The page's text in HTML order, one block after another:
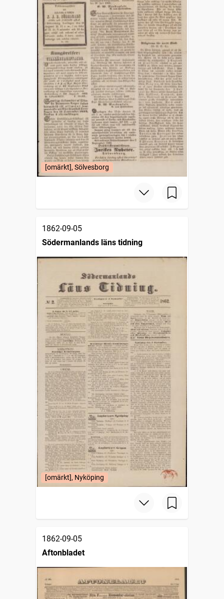
[omärkt], Sölvesborg
1862-09-05
Södermanlands läns tidning
[omärkt], Nyköping
1862-09-05
Aftonbladet